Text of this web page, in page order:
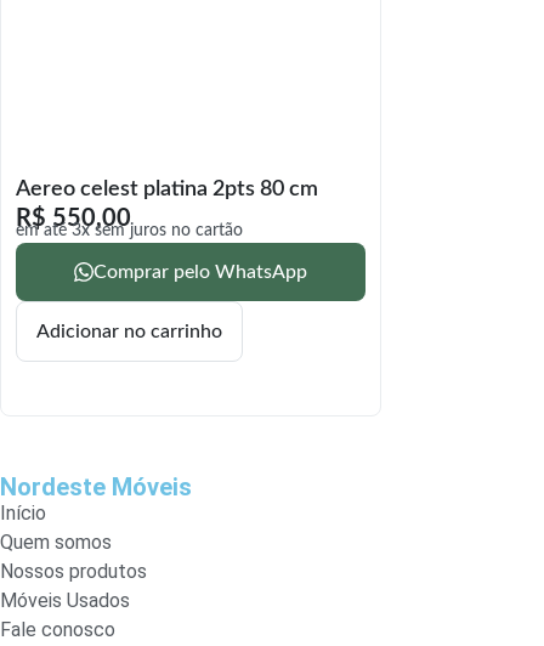
Aereo celest platina 2pts 80 cm
R$ 550,00
em até 3x sem juros no cartão
Comprar pelo WhatsApp
Adicionar no carrinho
Nordeste Móveis
Início
Quem somos
Nossos produtos
Móveis Usados
Fale conosco